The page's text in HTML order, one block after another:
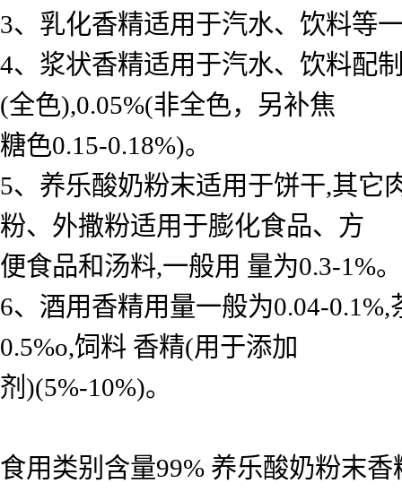
3、乳化香精适用于汽水、饮料等
4、浆状香精适用于汽水、饮料配
(全色),0.05%(非全色，另补焦
糖色0.15-0.18%)。
5、养乐酸奶粉末适用于饼干,其它
粉、外撒粉适用于膨化食品、方
便食品和汤料,一般用 量为0.3-1%。
6、酒用香精用量一般为0.04-
0.5%o,饲料 香精(用于添加
剂)(5%-10%)。
食用类别含量99% 养乐酸奶粉末